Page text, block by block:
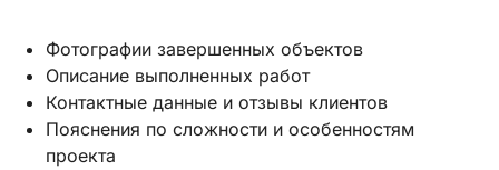
Фотографии завершенных объектов
Описание выполненных работ
Контактные данные и отзывы клиентов
Пояснения по сложности и особенностям
проекта